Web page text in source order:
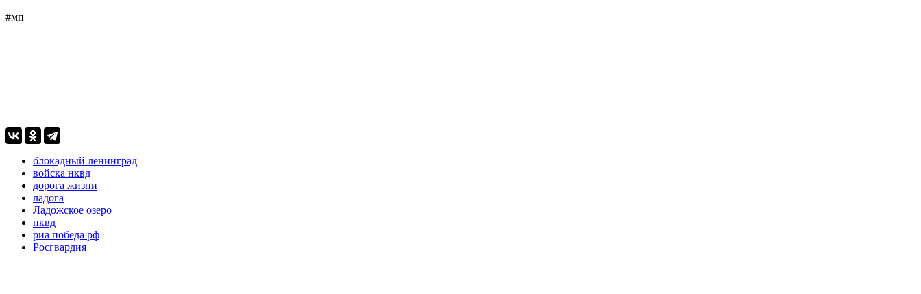
#мп
блокадный ленинград
войска нквд
дорога жизни
ладога
Ладожское озеро
нквд
риа победа рф
Росгвардия